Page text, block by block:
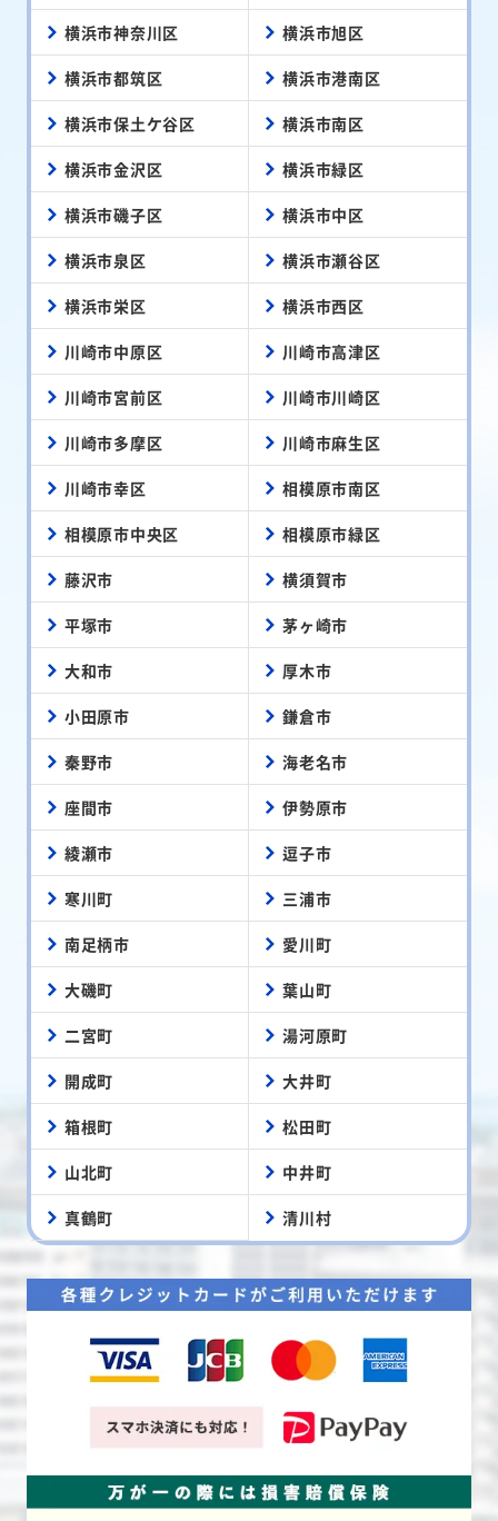
横浜市神奈川区 横浜市旭区
横浜市都筑区 横浜市港南区
横浜市保土ケ谷区 横浜市南区
横浜市金沢区 横浜市緑区
横浜市磯子区 横浜市中区
横浜市泉区 横浜市瀬谷区
横浜市栄区 横浜市西区
川崎市中原区 川崎市高津区
川崎市宮前区 川崎市川崎区
川崎市多摩区 川崎市麻生区
川崎市幸区 相模原市南区
相模原市中央区 相模原市緑区
藤沢市 横須賀市
平塚市 茅ヶ崎市
大和市 厚木市
小田原市 鎌倉市
秦野市 海老名市
座間市 伊勢原市
綾瀬市 逗子市
寒川町 三浦市
南足柄市 愛川町
大磯町 葉山町
二宮町 湯河原町
開成町 大井町
箱根町 松田町
山北町 中井町
真鶴町 清川村